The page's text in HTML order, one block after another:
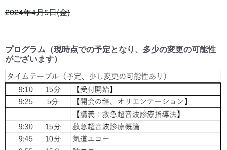
2024年4月5日(金)
プログラム（現時点での予定となり、多少の変更の可能性
がございます）